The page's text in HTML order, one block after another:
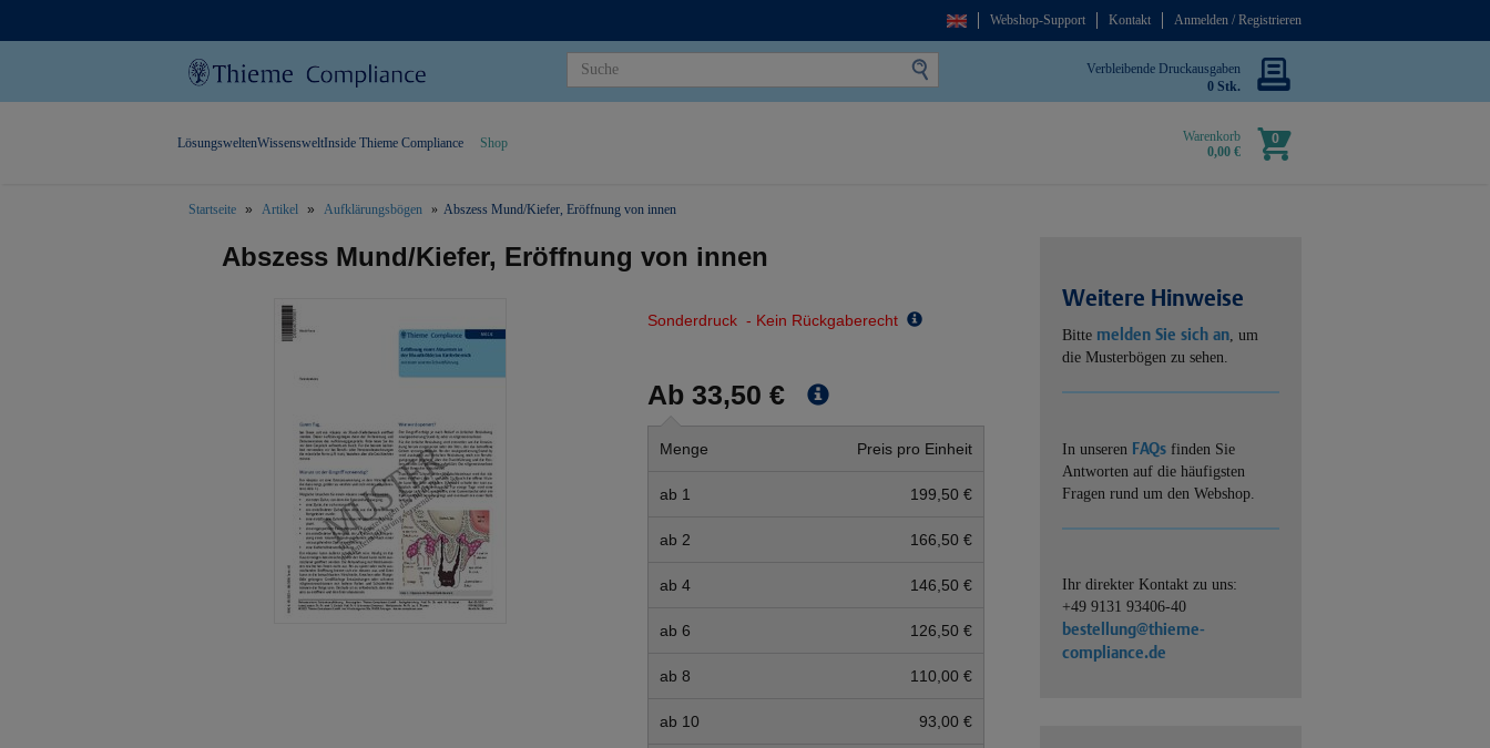
Webshop-Support Kontakt Anmelden / Registrieren
Verbleibende Druckausgaben
0 Stk.
Warenkorb
0,00 €
0
LösungsweltenWissensweltInside Thieme Compliance Shop
Startseite Artikel Aufklärungsbögen Abszess Mund/Kiefer, Eröffnung von innen
Abszess Mund/Kiefer, Eröffnung von innen
Sonderdruck - Kein Rückgaberecht
Ab 33,50 €
Menge Preis pro Einheit
ab 1 199,50 €
ab 2 166,50 €
ab 4 146,50 €
ab 6 126,50 €
ab 8 110,00 €
ab 10 93,00 €
Weitere Hinweise
Bitte melden Sie sich an, um
die Musterbögen zu sehen.
In unseren FAQs finden Sie
Antworten auf die häufigsten
Fragen rund um den Webshop.
Ihr direkter Kontakt zu uns:
+49 9131 93406-40
bestellung@thieme-
compliance.de